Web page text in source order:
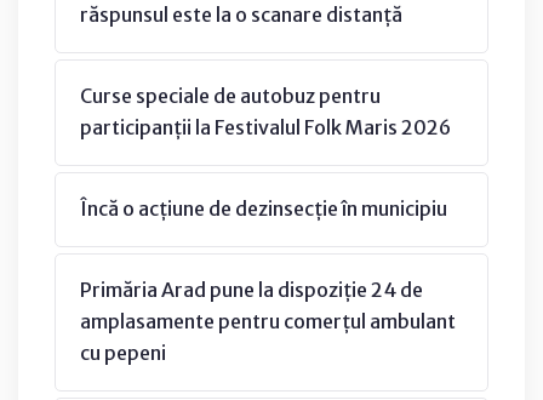
răspunsul este la o scanare distanță
Curse speciale de autobuz pentru
participanții la Festivalul Folk Maris 2026
Încă o acțiune de dezinsecție în municipiu
Primăria Arad pune la dispoziție 24 de
amplasamente pentru comerțul ambulant
cu pepeni